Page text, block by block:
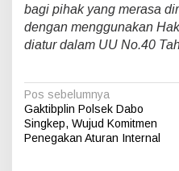
bagi pihak yang merasa
dengan menggunakan
diatur dalam UU No.40
N
a
v
Pos sebelumnya
Gaktibplin Polsek Dabo
Singkep, Wujud Komitmen
Penegakan Aturan Internal